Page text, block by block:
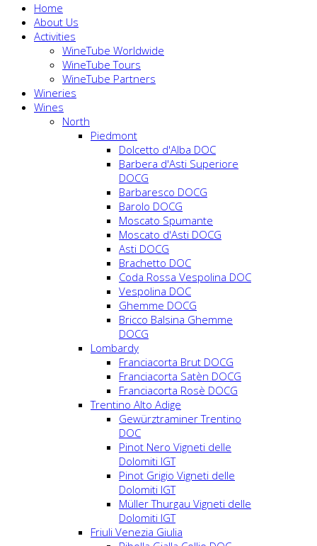
Home
About Us
Activities
WineTube Worldwide
WineTube Tours
WineTube Partners
Wineries
Wines
North
Piedmont
Dolcetto d'Alba DOC
Barbera d'Asti Superiore
DOCG
Barbaresco DOCG
Barolo DOCG
Moscato Spumante
Moscato d'Asti DOCG
Asti DOCG
Brachetto DOC
Coda Rossa Vespolina DOC
Vespolina DOC
Ghemme DOCG
Bricco Balsina Ghemme
DOCG
Lombardy
Franciacorta Brut DOCG
Franciacorta Satèn DOCG
Franciacorta Rosè DOCG
Trentino Alto Adige
Gewürztraminer Trentino
DOC
Pinot Nero Vigneti delle
Dolomiti IGT
Pinot Grigio Vigneti delle
Dolomiti IGT
Müller Thurgau Vigneti delle
Dolomiti IGT
Friuli Venezia Giulia